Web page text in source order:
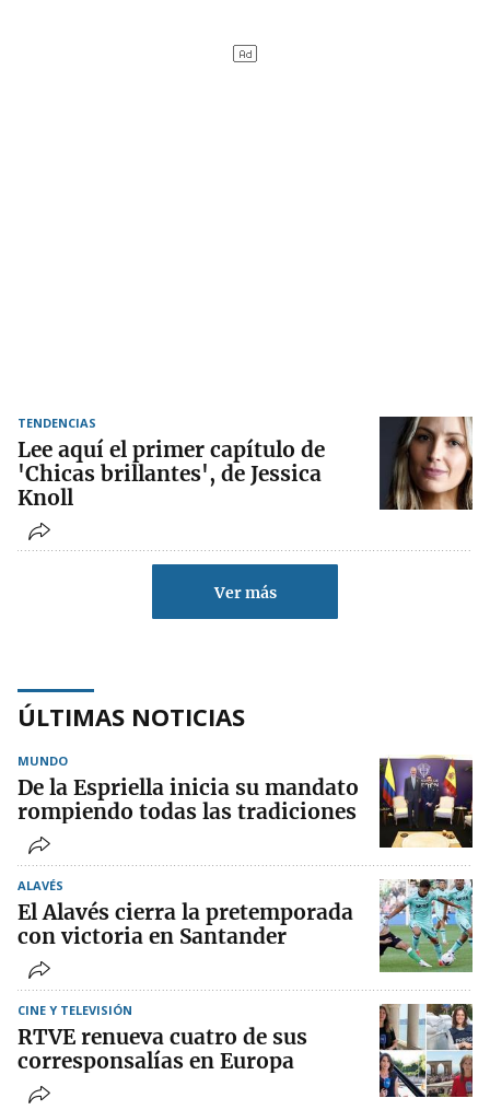
TENDENCIAS
Lee aquí el primer capítulo de
'Chicas brillantes', de Jessica
Knoll
Ver más
ÚLTIMAS NOTICIAS
MUNDO
De la Espriella inicia su mandato
rompiendo todas las tradiciones
ALAVÉS
El Alavés cierra la pretemporada
con victoria en Santander
CINE Y TELEVISIÓN
RTVE renueva cuatro de sus
corresponsalías en Europa